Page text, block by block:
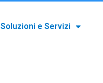
Soluzioni e Servizi